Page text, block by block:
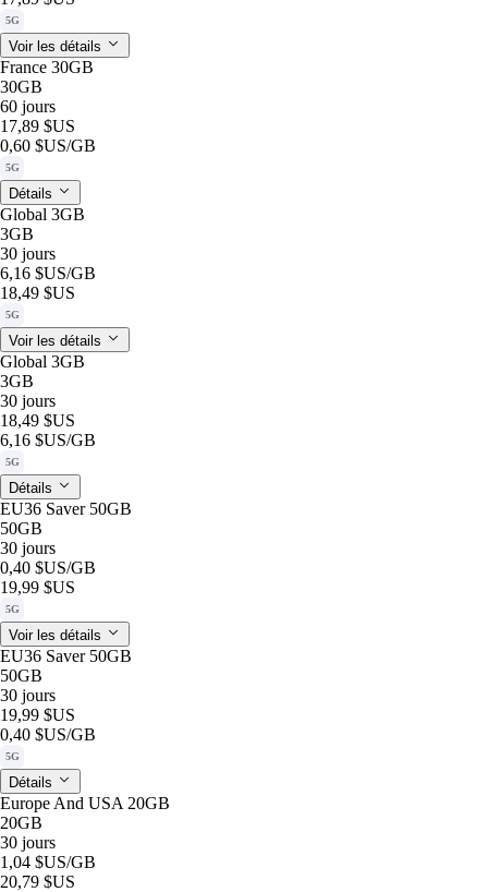
5G
Voir les détails
France 30GB
30GB
60 jours
17,89 $US
0,60 $US/GB
5G
Détails
Global 3GB
3GB
30 jours
6,16 $US/GB
18,49 $US
5G
Voir les détails
Global 3GB
3GB
30 jours
18,49 $US
6,16 $US/GB
5G
Détails
EU36 Saver 50GB
50GB
30 jours
0,40 $US/GB
19,99 $US
5G
Voir les détails
EU36 Saver 50GB
50GB
30 jours
19,99 $US
0,40 $US/GB
5G
Détails
Europe And USA 20GB
20GB
30 jours
1,04 $US/GB
20,79 $US